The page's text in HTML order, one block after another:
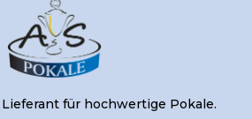
für hochwertige Pokale.